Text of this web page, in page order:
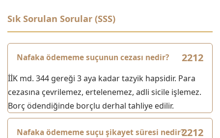
Sık Sorulan Sorular (SSS)
Nafaka ödememe suçunun cezası nedir?
İİK md. 344 gereği 3 aya kadar tazyik hapsidir. Para
cezasına çevrilemez, ertelenemez, adli sicile işlemez.
Borç ödendiğinde borçlu derhal tahliye edilir.
Nafaka ödememe suçu şikayet süresi nedir?